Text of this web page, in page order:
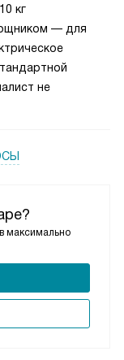
максимально
кг
— для
не